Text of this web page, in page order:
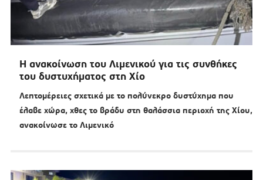
Η ανακοίνωση του Λιμενικού για τις συνθήκες
του δυστυχήματος στη Χίο
Λεπτομέρειες σχετικά με το πολύνεκρο δυστύχημα που
έλαβε χώρα, χθες το βράδυ στη θαλάσσια περιοχή της Χίου,
ανακοίνωσε το Λιμενικό